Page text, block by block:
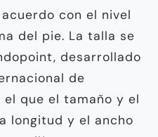
con el nivel
del pie. La talla se
desarrollado
de
el que el tamaño y el
longitud y el ancho